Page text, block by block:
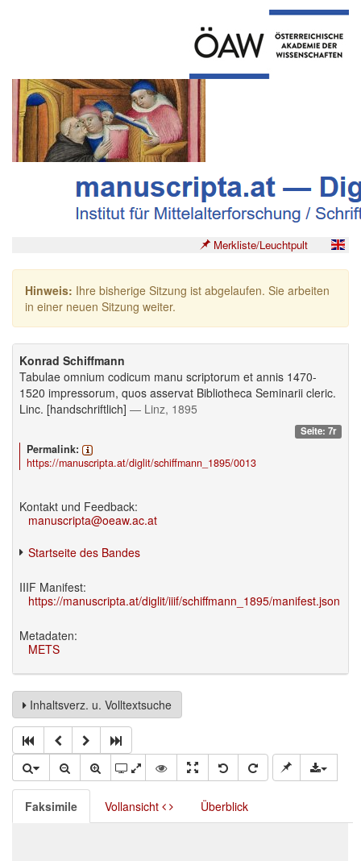
Merkliste/Leuchtpult
Hinweis: Ihre bisherige Sitzung ist abgelaufen. Sie arbeiten
in einer neuen Sitzung weiter.
Konrad Schiffmann
Tabulae omnium codicum manu scriptorum et annis 1470-
1520 impressorum, quos asservat Bibliotheca Seminarii cleric.
Linc. [handschriftlich] — Linz, 1895
Seite: 7r
Permalink:
https://manuscripta.at/diglit/schiffmann_1895/0013
Kontakt und Feedback:
manuscripta@oeaw.ac.at
Startseite des Bandes
IIIF Manifest:
https://manuscripta.at/diglit/iiif/schiffmann_1895/manifest.json
Metadaten:
METS
Inhaltsverz. u. Volltextsuche
Faksimile Vollansicht Überblick